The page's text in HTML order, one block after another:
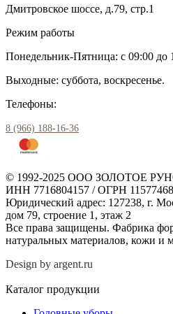
Дмитровское шоссе, д.79, стр.1
Режим работы
Понедельник-Пятница: с 09:00 до
Выходные: суббота, воскресенье.
Телефоны:
8 (966) 188-16-36
© 1992-2025 ООО ЗОЛОТОЕ
ИНН 7716804157 / ОГРН
Юридический адрес: 127238, г.
дом 79, строение 1, этаж 2
Все права защищены. Фабрика
натуральных материалов, кожи и
Design by argent.ru
Каталог продукции